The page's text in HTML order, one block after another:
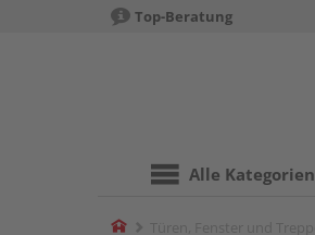
Top-Beratung
Alle Kategorien
Home